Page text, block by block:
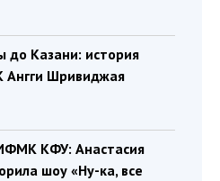
до Казани: история
Шривиджая
КФУ: Анастасия
шоу «Ну-ка, все